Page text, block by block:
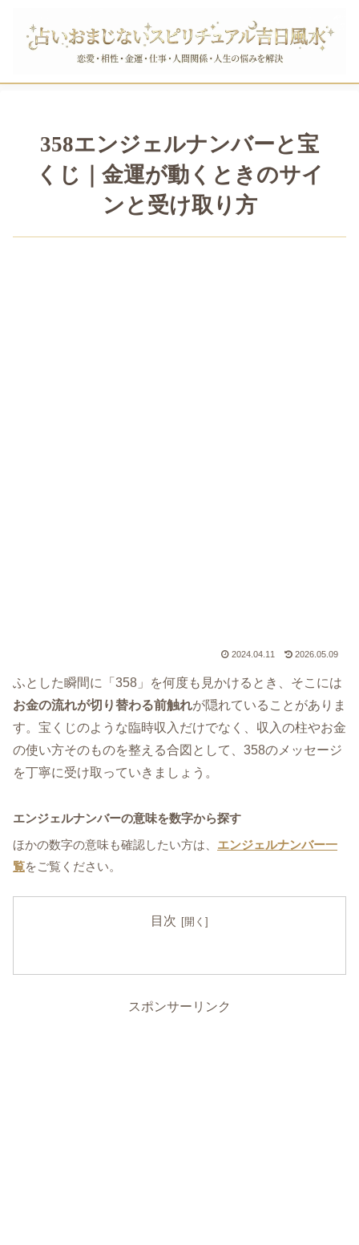
358エンジェルナンバーと宝
くじ｜金運が動くときのサイ
ンと受け取り方
2024.04.11 2026.05.09
ふとした瞬間に「358」を何度も見かけるとき、そこには
お金の流れが切り替わる前触れが隠れていることがありま
す。宝くじのような臨時収入だけでなく、収入の柱やお金
の使い方そのものを整える合図として、358のメッセージ
を丁寧に受け取っていきましょう。
エンジェルナンバーの意味を数字から探す
ほかの数字の意味も確認したい方は、 エンジェルナンバー一
覧をご覧ください。
目次
スポンサーリンク